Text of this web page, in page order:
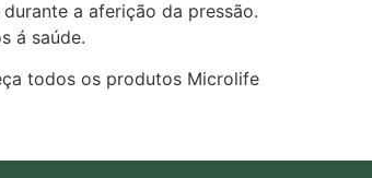
a aferição da pressão.
á saúde.
todos os produtos Microlife